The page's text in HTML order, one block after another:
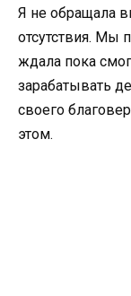
Я не обращала
отсутствия. Мы
ждала пока
зарабатывать
своего
этом.